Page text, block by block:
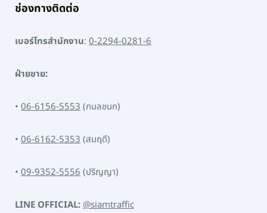
ช่องทางติดต่อ
เบอร์โทรสำนักงาน: 0-2294-0281-6
ฝ่ายขาย:
• 06-6156-5553(กมลชนก)
• 06-6162-5353(สมฤดี)
• 09-9352-5556(ปริญญา)
LINE OFFICIAL:@siamtraffic